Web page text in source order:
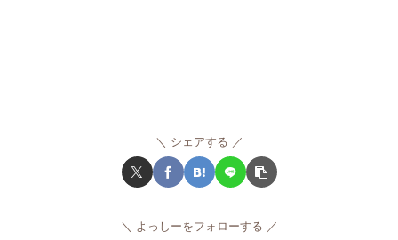
シェアする
よっしーをフォローする